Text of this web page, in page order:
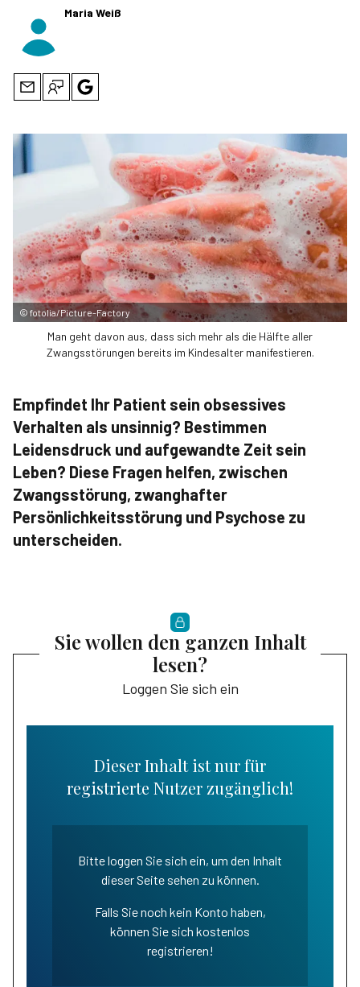
Maria Weiß
© fotolia/Picture-Factory
Man geht davon aus, dass sich mehr als die Hälfte aller
Zwangsstörungen bereits im Kindesalter manifestieren.
Empfindet Ihr Patient sein obsessives
Verhalten als unsinnig? Bestimmen
Leidensdruck und aufgewandte Zeit sein
Leben? Diese Fragen helfen, zwischen
Zwangsstörung, zwanghafter
Persönlichkeitsstörung und Psychose zu
unterscheiden.
Sie wollen den ganzen Inhalt
lesen?
Loggen Sie sich ein
Dieser Inhalt ist nur für
registrierte Nutzer zugänglich!
Bitte loggen Sie sich ein, um den Inhalt
dieser Seite sehen zu können.
Falls Sie noch kein Konto haben,
können Sie sich kostenlos
registrieren!